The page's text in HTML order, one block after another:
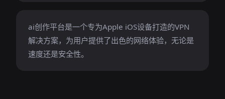
ai创作平台是一个专为Apple iOS设备打造的VPN
解决方案，为用户提供了出色的网络体验，无论是
速度还是安全性。